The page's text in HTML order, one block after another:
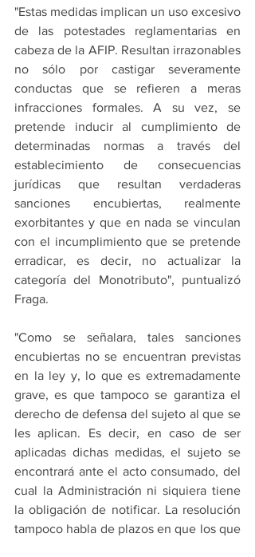
"Estas medidas implican un uso excesivo
de las potestades reglamentarias en
cabeza de la AFIP. Resultan irrazonables
no sólo por castigar severamente
conductas que se refieren a meras
infracciones formales. A su vez, se
pretende inducir al cumplimiento de
determinadas normas a través del
establecimiento de consecuencias
jurídicas que resultan verdaderas
sanciones encubiertas, realmente
exorbitantes y que en nada se vinculan
con el incumplimiento que se pretende
erradicar, es decir, no actualizar la
categoría del Monotributo", puntualizó
Fraga.
"Como se señalara, tales sanciones
encubiertas no se encuentran previstas
en la ley y, lo que es extremadamente
grave, es que tampoco se garantiza el
derecho de defensa del sujeto al que se
les aplican. Es decir, en caso de ser
aplicadas dichas medidas, el sujeto se
encontrará ante el acto consumado, del
cual la Administración ni siquiera tiene
la obligación de notificar. La resolución
tampoco habla de plazos en que los que